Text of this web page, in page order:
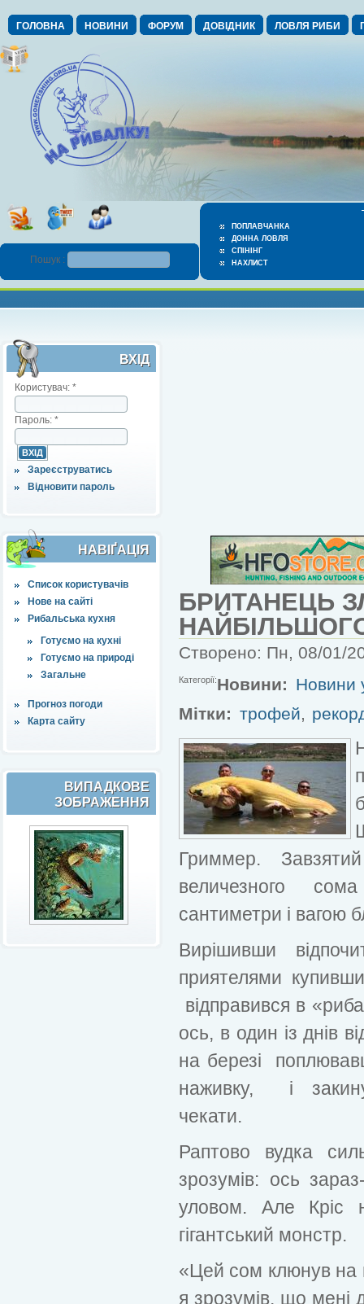
ГОЛОВНА НОВИНИ ФОРУМ ДОВІДНИК ЛОВЛЯ РИБИ
ПОПЛАВЧАНКА
ДОННА ЛОВЛЯ
СПІНІНГ
НАХЛИСТ
Пошук :
ВХІД
Користувач: *
Пароль: *
Зареєструватись
Відновити пароль
НАВІҐАЦІЯ
Список користувачів
Нове на сайті
Рибальська кухня
Готуємо на кухні
Готуємо на природі
Загальне
Прогноз погоди
Карта сайту
ВИПАДКОВЕ
ЗОБРАЖЕННЯ
БРИТАНЕЦЬ
Створено: Пн, 08/01/
Категорії:Новини: Новини
Мітки: трофей,
Гриммер.
величезного
сантиметри і вагою
Вирішивши
приятелями
відправився в
ось, в один із днів
на березі
наживку, і
чекати.
Раптово вудка
зрозумів: ось
уловом. Але Кріс
гігантський монстр.
«Цей сом клюнув на
я зрозумів, що мені